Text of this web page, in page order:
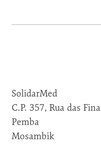
SolidarMed
C.P. 357, Rua das
Pemba
Mosambik